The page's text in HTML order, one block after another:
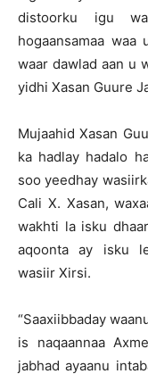
distoorku igu
hogaansamaa waa
waar dawlad aan u
yidhi Xasan Guure
Mujaahid Xasan
ka hadlay hadalo
soo yeedhay
Cali X. Xasan,
wakhti la isku
aqoonta ay isku
wasiir Xirsi.
“Saaxiibbaday
is naqaannaa
jabhad ayaanu